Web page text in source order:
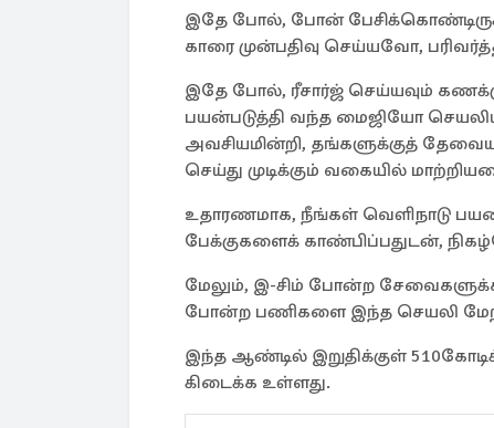
இதே போல், போன்
காரை முன்பதிவு செய்யவோ,
இதே போல், ரீசார்ஜ் செய்யவும்
பயன்படுத்தி வந்த மைஜியோ
அவசியமின்றி, தங்களுக்குத்
செய்து முடிக்கும் வகையில்
உதாரணமாக, நீங்கள் வெளிநாடு
பேக்குகளைக் காண்பிப்பதுடன்,
மேலும், இ-சிம் போன்ற
போன்ற பணிகளை இந்த செயலி
இந்த ஆண்டில் இறுதிக்குள்
கிடைக்க உள்ளது.